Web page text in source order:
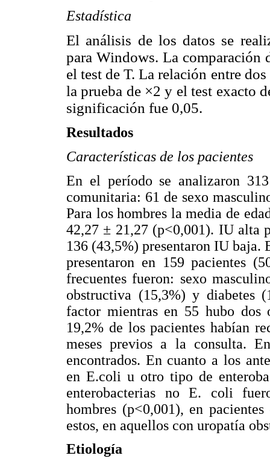
Estadística
El análisis de los datos se
para Windows. La comparación
el test de T. La relación entre
la prueba de ×2 y el test exacto
significación fue 0,05.
Resultados
Características de los pacientes
En el período se analizaron
comunitaria: 61 de sexo
Para los hombres la media de
42,27 ± 21,27 (p<0,001). IU alta
136 (43,5%) presentaron IU baja.
presentaron en 159 pacientes
frecuentes fueron: sexo
obstructiva (15,3%) y diabetes
factor mientras en 55 hubo dos
19,2% de los pacientes habían
meses previos a la consulta.
encontrados. En cuanto a los
en E.coli u otro tipo de
enterobacterias no E. coli
hombres (p<0,001), en
estos, en aquellos con uropatía
Etiología